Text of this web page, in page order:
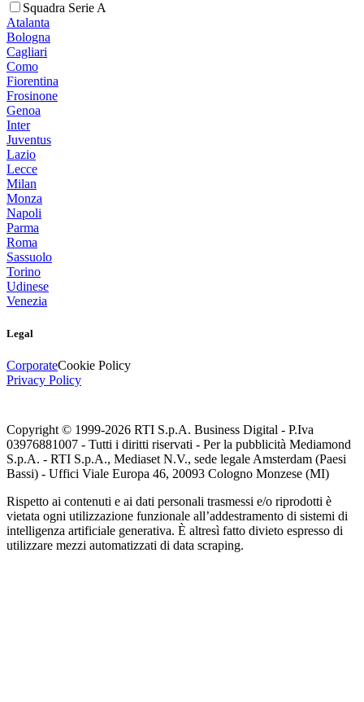
Squadra Serie A
Atalanta
Bologna
Cagliari
Como
Fiorentina
Frosinone
Genoa
Inter
Juventus
Lazio
Lecce
Milan
Monza
Napoli
Parma
Roma
Sassuolo
Torino
Udinese
Venezia
Legal
CorporateCookie Policy
Privacy Policy
Copyright © 1999-2026 RTI S.p.A. Business Digital - P.Iva
03976881007 - Tutti i diritti riservati - Per la pubblicità Mediamond
S.p.A. - RTI S.p.A., Mediaset N.V., sede legale Amsterdam (Paesi
Bassi) - Uffici Viale Europa 46, 20093 Cologno Monzese (MI)
Rispetto ai contenuti e ai dati personali trasmessi e/o riprodotti è
vietata ogni utilizzazione funzionale all’addestramento di sistemi di
intelligenza artificiale generativa. È altresì fatto divieto espresso di
utilizzare mezzi automatizzati di data scraping.